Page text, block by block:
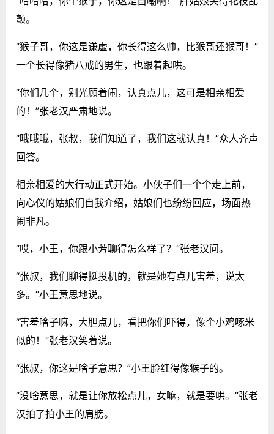
颤。
“猴子哥，你这是谦虚，你长得这么帅，比猴哥还猴哥！”
一个长得像猪八戒的男生，也跟着起哄。
“你们几个，别光顾着闹，认真点儿，这可是相亲相爱
的！”张老汉严肃地说。
“哦哦哦，张叔，我们知道了，我们这就认真！”众人齐声
回答。
相亲相爱的大行动正式开始。小伙子们一个个走上前，
向心仪的姑娘们自我介绍，姑娘们也纷纷回应，场面热
闹非凡。
“哎，小王，你跟小芳聊得怎么样了？”张老汉问。
“张叔，我们聊得挺投机的，就是她有点儿害羞，说太
多。”小王意思地说。
“害羞啥子嘛，大胆点儿，看把你们吓得，像个小鸡啄米
似的！”张老汉笑着说。
“张叔，你这是啥子意思？”小王脸红得像猴子的。
“没啥意思，就是让你放松点儿，女嘛，就是要哄。”张老
汉拍了拍小王的肩膀。